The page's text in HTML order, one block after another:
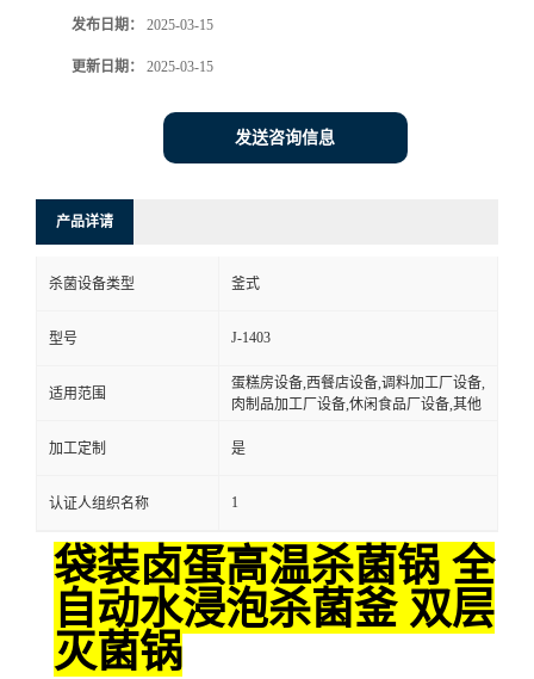
发布日期： 2025-03-15
更新日期： 2025-03-15
发送咨询信息
产品详请
杀菌设备类型 釜式
型号 J-1403
适用范围
蛋糕房设备,西餐店设备,调料加工厂设备,
肉制品加工厂设备,休闲食品厂设备,其他
加工定制 是
认证人组织名称 1
袋装卤蛋高温杀菌锅 全
自动水浸泡杀菌釜 双层
灭菌锅